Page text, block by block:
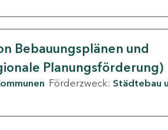
Bebauungsplänen und
Planungsförderung)
Förderzweck: Städtebau